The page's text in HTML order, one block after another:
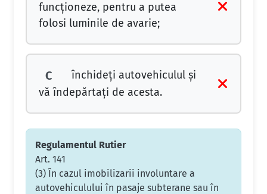
funcţioneze, pentru a putea
folosi luminile de avarie;
C
închideţi autovehiculul şi
vă îndepărtaţi de acesta.
Regulamentul Rutier
Art. 141
(3) În cazul imobilizarii involuntare a
autovehiculului în pasaje subterane sau în